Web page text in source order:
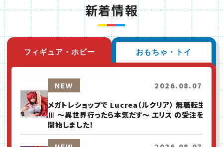
新着情報
フィギュア・ホビー おもちゃ・トイ
別ウィンドウで開きます
NEW
2026.08.07
メガトレショップで Lucrea（ルクリア） 無職転生
Ⅲ ～異世界行ったら本気だす～ エリス の受注を
開始しました！
別ウィンドウで開きます